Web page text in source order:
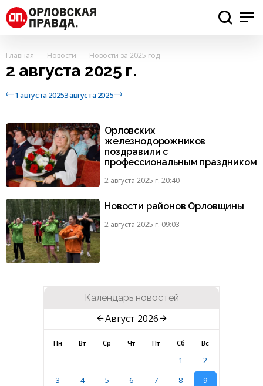
Главная Новости Новости за 2025 год
2 августа 2025 г.
1 августа 20253 августа 2025
Орловских
железнодорожников
поздравили с
профессиональным праздником
2 августа 2025 г. 20:40
Новости районов Орловщины
2 августа 2025 г. 09:03
Календарь новостей
Август 2026
Пн Вт Ср Чт Пт Сб Вс
1
2
3
4 5 6 7 8
9